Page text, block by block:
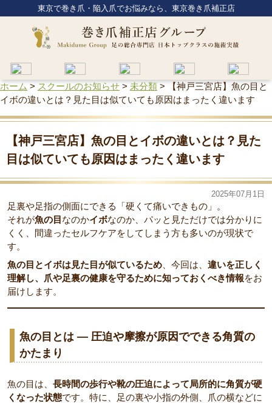
東京で巻き爪・陥入爪でお悩みなら、東京巻き爪補正店
ホーム > スクールのお知らせ > 未分類 >
【神戸三宮店】魚の目と
イボの違いとは？見た目は似ていても原因はまったく違います
【神戸三宮店】魚の目とイボの違いとは？見た
目は似ていても原因はまったく違います
2025年07月1日
足裏や足指の側面にできる「硬くて痛いできもの」。
それが魚の目 なのかイボなのか、パッと見ただけでは分かりに
くく、間違ったセルフケアをしてしまう方も多いのが現状で
す。
魚の目とイボは見た目が似ているため 、今回は、 違いを正しく
理解し、爪や足裏の健康を守るために知っておくべき情報をお
届けします。
魚の目とは ― 圧迫や摩擦が原因でできる角質の
かたまり
魚の目は、 長時間の歩行や靴の圧迫によって局所的に角質が硬
くなった状態です。特に、足の裏や小指の外側、爪の横などに